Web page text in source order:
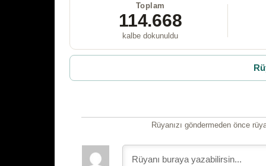
Toplam
114.668
kalbe dokunuldu
Rüyanızı göndermeden önce